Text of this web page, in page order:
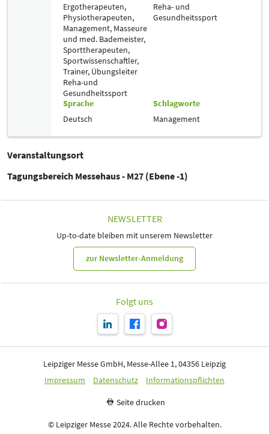
Ergotherapeuten,
Physiotherapeuten,
Management, Masseure
und med. Bademeister,
Sporttherapeuten,
Sportwissenschaftler,
Trainer, Übungsleiter
Reha-und
Gesundheitssport
Reha- und
Gesundheitssport
Sprache
Deutsch
Schlagworte
Management
Veranstaltungsort
Tagungsbereich Messehaus - M27 (Ebene -1)
NEWSLETTER
Up-to-date bleiben mit unserem Newsletter
zur Newsletter-Anmeldung
Folgt uns
Leipziger Messe GmbH, Messe-Allee 1, 04356 Leipzig
Impressum
Datenschutz Informationspflichten
Seite drucken
© Leipziger Messe 2024. Alle Rechte vorbehalten.